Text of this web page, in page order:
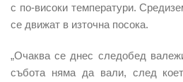
с по-високи температури.
се движат в източна посока.
„Очаква се днес следобед
събота няма да вали, след